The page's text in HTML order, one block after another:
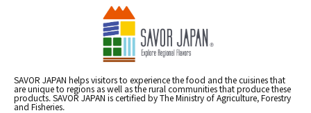
SAVOR JAPAN helps visitors to experience the food and the cuisines that
are unique to regions as well as the rural communities that produce these
products. SAVOR JAPAN is certified by The Ministry of Agriculture, Forestry
and Fisheries.